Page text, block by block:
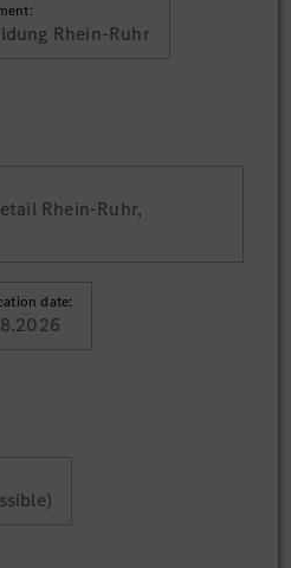
Rhein-Ruhr
Rhein-Ruhr,
date: